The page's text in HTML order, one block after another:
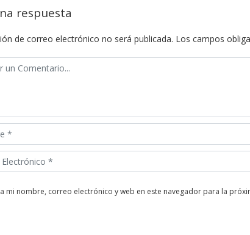
respuesta
de correo electrónico no será publicada. Los campos
mi nombre, correo electrónico y web en este navegador para la